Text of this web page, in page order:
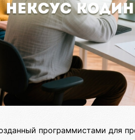
программистами для